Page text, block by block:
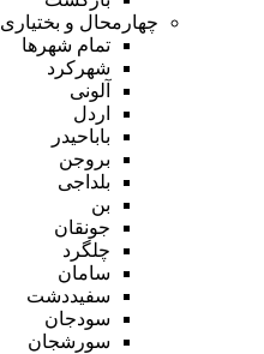
چهارمحال و بختیاری
تمام شهر‌ها
شهرکرد
آلونی
اردل
باباحیدر
بروجن
بلداجی
بن
جونقان
چلگرد
سامان
سفیددشت
سودجان
سورشجان